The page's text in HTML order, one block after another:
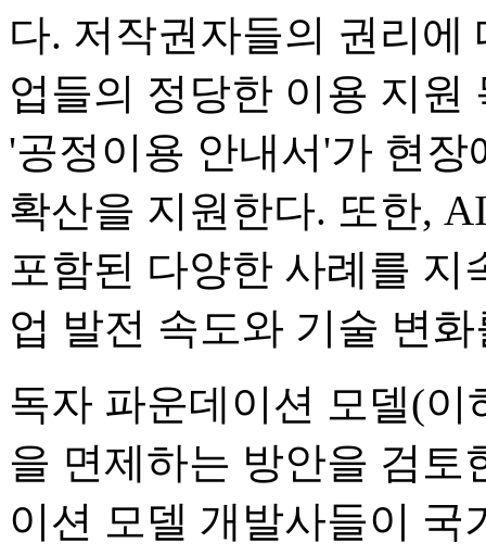
다. 저작권자들의 권리
업들의 정당한 이용 지원
'공정이용 안내서'가 현
확산을 지원한다. 또한,
포함된 다양한 사례를
업 발전 속도와 기술 변
독자 파운데이션 모델(
을 면제하는 방안을 검
이션 모델 개발사들이